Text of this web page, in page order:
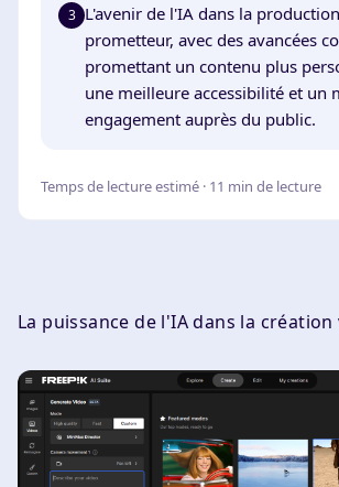
3 L'avenir de l'IA dans la
prometteur, avec des avancées
promettant un contenu plus
une meilleure accessibilité et un
engagement auprès du public.
Temps de lecture estimé · 11 min de lecture
La puissance de l'IA dans la création